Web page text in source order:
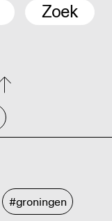
Zoek
#groningen